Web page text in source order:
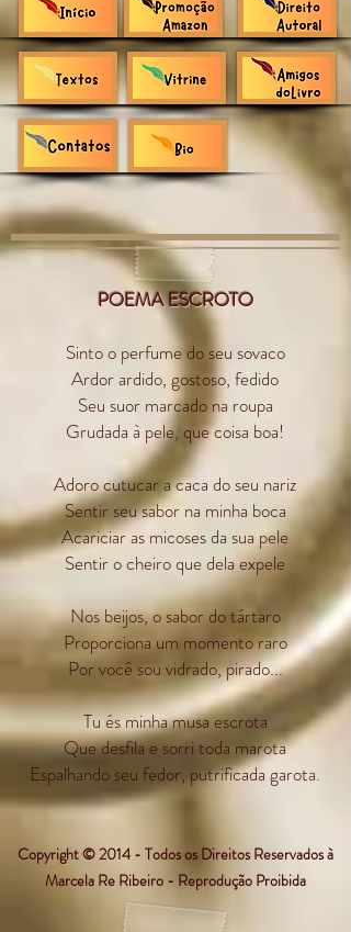
POEMA ESCROTO
Sinto o perfume do seu sovaco
Ardor ardido, gostoso, fedido
Seu suor marcado na roupa
Grudada à pele, que coisa boa!
Adoro cutucar a caca do seu nariz
Sentir seu sabor na minha boca
Acariciar as micoses da sua pele
Sentir o cheiro que dela expele
Nos beijos, o sabor do tártaro
Proporciona um momento raro
Por você sou vidrado, pirado...
Tu és minha musa escrota
Que desfila e sorri toda marota
Espalhando seu fedor, putrificada garota.
Copyright © 2014 - Todos os Direitos Reservados à
Marcela Re Ribeiro - Reprodução Proibida